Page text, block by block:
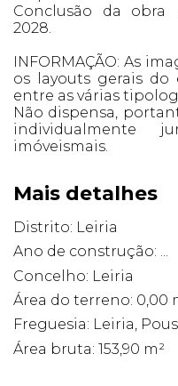
Conclusão da obra
2028.
INFORMAÇÃO: As
os layouts gerais do
entre as várias
Não dispensa,
individualmente
imóveismais.
Mais detalhes
Distrito: Leiria
Ano de construção: ...
Concelho: Leiria
Área do terreno: 0,00
Freguesia: Leiria,
Área bruta: 153,90 m²